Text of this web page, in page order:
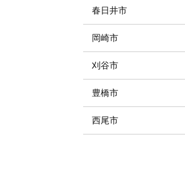
春日井市
岡崎市
刈谷市
豊橋市
西尾市